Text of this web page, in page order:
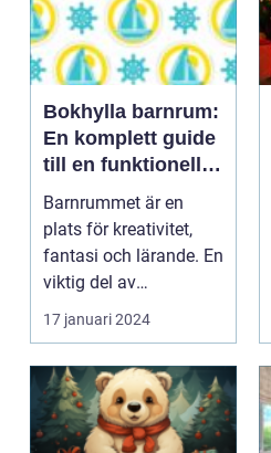
Bokhylla barnrum:
En komplett guide
till en funktionell
och lekfull
inredning
Barnrummet är en
plats för kreativitet,
fantasi och lärande. En
viktig del av
inredningen i ett barn...
17 januari 2024